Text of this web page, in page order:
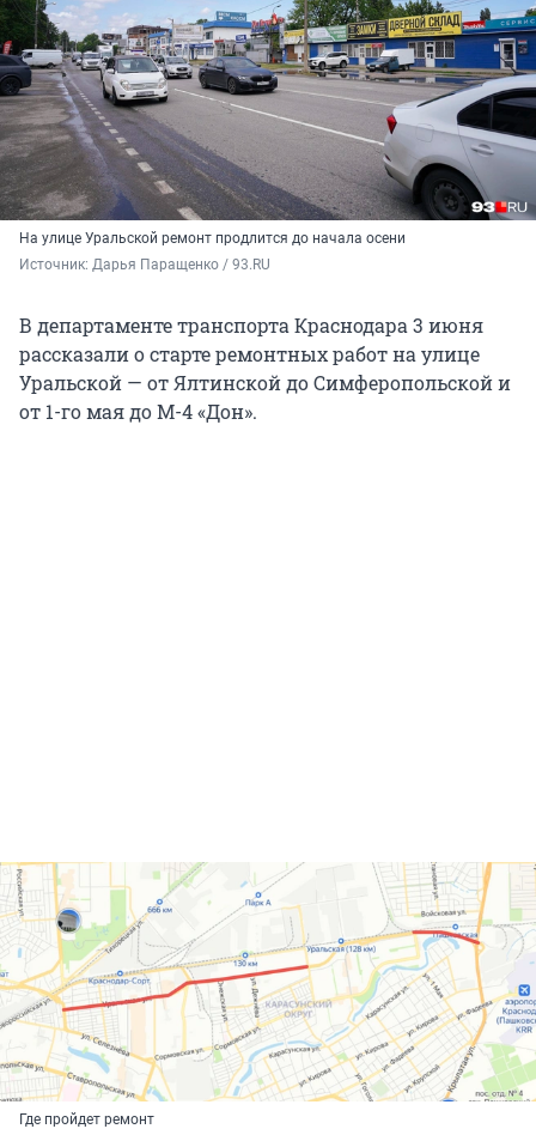
На улице Уральской ремонт продлится до начала осени
Источник: Дарья Паращенко / 93.RU
В департаменте транспорта Краснодара 3 июня
рассказали о старте ремонтных работ на улице
Уральской — от Ялтинской до Симферопольской и
от 1-го мая до М-4 «Дон».
Где пройдет ремонт